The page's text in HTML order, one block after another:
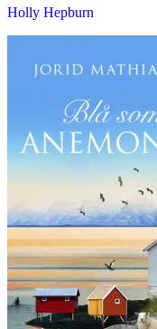
Holly Hepburn